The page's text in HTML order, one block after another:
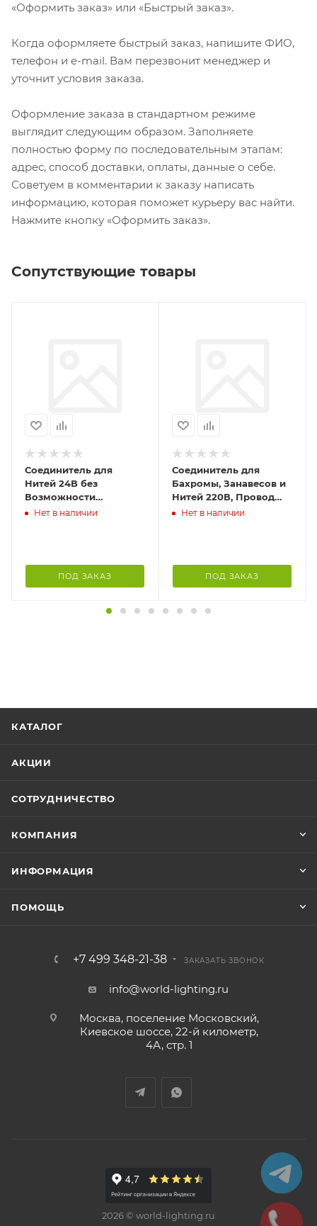
«Оформить заказ» или «Быстрый заказ».
Когда оформляете быстрый заказ, напишите ФИО,
телефон и e-mail. Вам перезвонит менеджер и
уточнит условия заказа.
Оформление заказа в стандартном режиме
выглядит следующим образом. Заполняете
полностью форму по последовательным этапам:
адрес, способ доставки, оплаты, данные о себе.
Советуем в комментарии к заказу написать
информацию, которая поможет курьеру вас найти.
Нажмите кнопку «Оформить заказ».
Сопутствующие товары
Соединитель для
Нитей 24В без
Возможности
Управления, Провод
Нет в наличии
ПОД ЗАКАЗ
Соединитель для
Бахромы, Занавесов и
Нитей 220В, Провод
Белый Каучук, IP65
Нет в наличии
ПОД ЗАКАЗ
КАТАЛОГ
АКЦИИ
СОТРУДНИЧЕСТВО
КОМПАНИЯ
ИНФОРМАЦИЯ
ПОМОЩЬ
+7 499 348-21-38 ЗАКАЗАТЬ ЗВОНОК
info@world-lighting.ru
Москва, поселение Московский,
Киевское шоссе, 22-й километр,
4А, стр. 1
2026 © world-lighting.ru